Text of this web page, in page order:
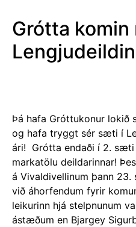
Grótta komin
Þá hafa Gróttukonur lokið
og hafa tryggt sér sæti í
ári! Grótta endaði í 2.
markatölu deildarinnar!
á Vivaldivellinum þann
við áhorfendum fyrir
leikurinn hjá stelpnunum
ástæðum en Bjargey